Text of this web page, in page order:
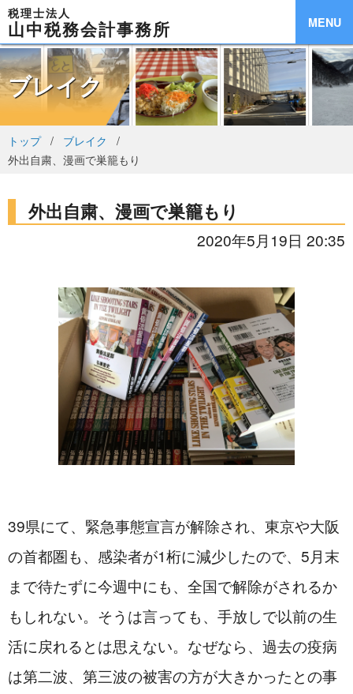
MENU
税理士法人
山中税務会計事務所
ブレイク
トップ
ブレイク
外出自粛、漫画で巣籠もり
外出自粛、漫画で巣籠もり
2020年5月19日 20:35
39県にて、緊急事態宣言が解除され、東京や大阪
の首都圏も、感染者が1桁に減少したので、5月末
まで待たずに今週中にも、全国で解除がされるか
もしれない。そうは言っても、手放しで以前の生
活に戻れるとは思えない。なぜなら、過去の疫病
は第二波、第三波の被害の方が大きかったとの事